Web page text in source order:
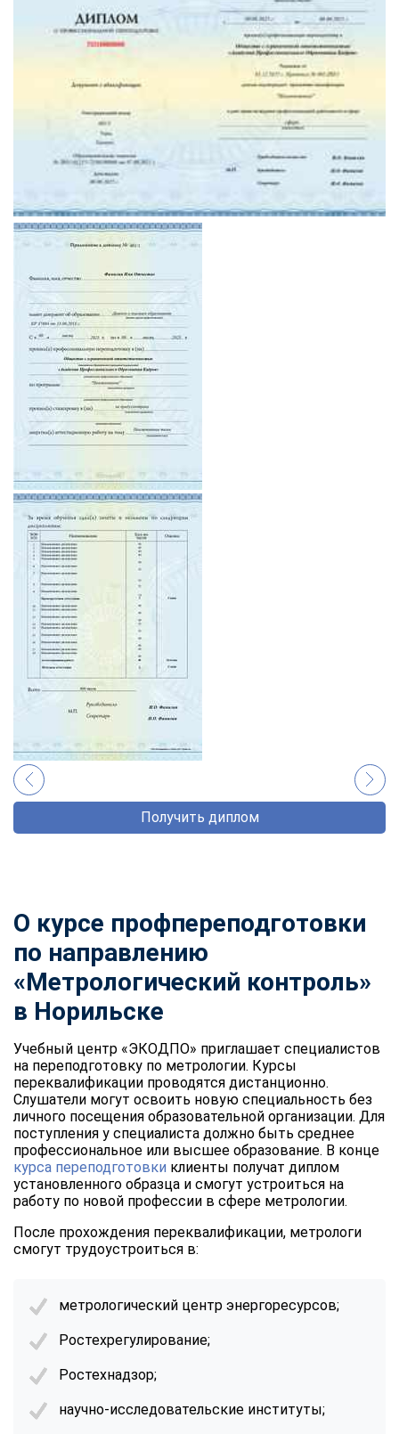
Получить диплом
О курсе профпереподготовки
по направлению
«Метрологический контроль»
в Норильске
Учебный центр «ЭКОДПО» приглашает специалистов
на переподготовку по метрологии. Курсы
переквалификации проводятся дистанционно.
Слушатели могут освоить новую специальность без
личного посещения образовательной организации. Для
поступления у специалиста должно быть среднее
профессиональное или высшее образование. В конце
курса переподготовки клиенты получат диплом
установленного образца и смогут устроиться на
работу по новой профессии в сфере метрологии.
После прохождения переквалификации, метрологи
смогут трудоустроиться в:
метрологический центр энергоресурсов;
Ростехрегулирование;
Ростехнадзор;
научно-исследовательские институты;